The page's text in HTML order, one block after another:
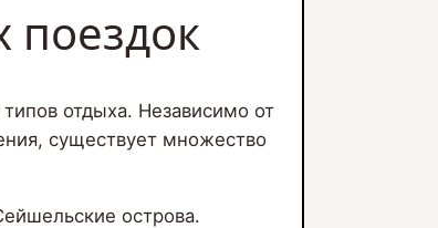
поездок
отдыха. Независимо от
существует множество
острова.